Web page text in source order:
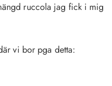
ruccola jag fick i mig
vi bor pga detta: